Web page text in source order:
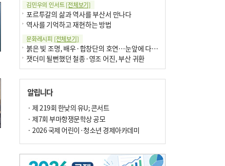
김민우의 인서트[전체보기]
포르투갈의 삶과 역사를 부산서 만나다
역사를 기억하고 재현하는 방법
문화레시피 [전체보기]
붉은 빛 조명, 배우·합창단의 호연…눈앞에 다가온 부산오페라하우스
잿더미 될뻔했던 철종·영조 어진, 부산 귀환
현실의 고통, 은유의 詩로 담다 外
달구비·여우비…다양한 비 이름 外
박현주의 책 이야기[전체보기]
세계유산 ‘한국의 갯벌’ 얼마나 알고 있나요
문재필-여름_저녁무렵의호수
알립니다
· 제 219회 한낮의 유U; 콘서트
· 제7회 부마항쟁문학상 공모
· 2026 국제 어린이·청소년 경제아카데미